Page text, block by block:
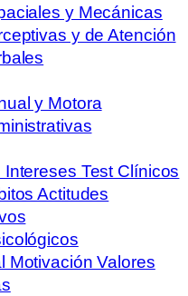
y Mecánicas
y de Atención
y Motora
Test Clínicos
Actitudes
Motivación Valores